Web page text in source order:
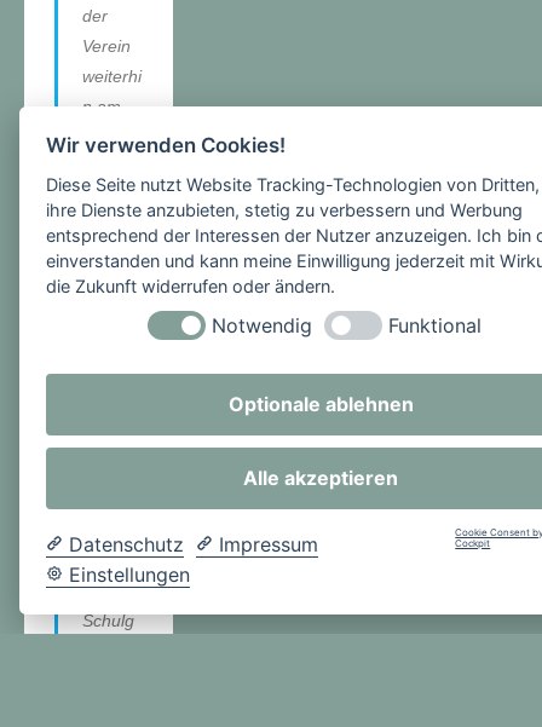
der
Verein
weiterhi
n am
schulis
Leben
beteilig
en und
sich
offenes
pägago
bewahr
en. Die
Schulg
Wir verwenden Cookies!
Diese Seite nutzt Website Tracking-Technologien von
ihre Dienste anzubieten, stetig zu verbessern und Werbung
entsprechend der Interessen der Nutzer anzuzeigen. Ich bin
einverstanden und kann meine Einwilligung jederzeit mit
die Zukunft widerrufen oder ändern.
Notwendig Funktional
Optionale ablehnen
Alle akzeptieren
Datenschutz
Impressum
Einstellungen
Cookie Consent
Cockpit